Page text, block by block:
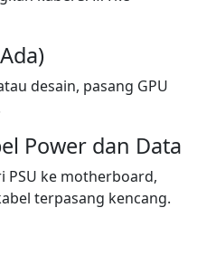
desain, pasang GPU
Power dan Data
PSU ke motherboard,
terpasang kencang.